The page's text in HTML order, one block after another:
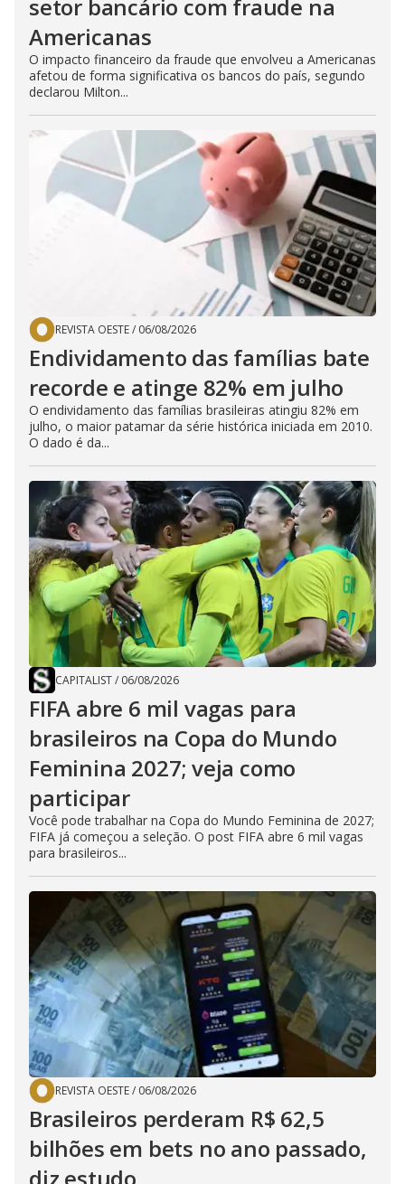
setor bancário com fraude na
Americanas
O impacto financeiro da fraude que envolveu a Americanas
afetou de forma significativa os bancos do país, segundo
declarou Milton...
REVISTA OESTE/ 06/08/2026
Endividamento das famílias bate
recorde e atinge 82% em julho
O endividamento das famílias brasileiras atingiu 82% em
julho, o maior patamar da série histórica iniciada em 2010.
O dado é da...
CAPITALIST/ 06/08/2026
FIFA abre 6 mil vagas para
brasileiros na Copa do Mundo
Feminina 2027; veja como
participar
Você pode trabalhar na Copa do Mundo Feminina de 2027;
FIFA já começou a seleção. O post FIFA abre 6 mil vagas
para brasileiros...
REVISTA OESTE/ 06/08/2026
Brasileiros perderam R$ 62,5
bilhões em bets no ano passado,
diz estudo